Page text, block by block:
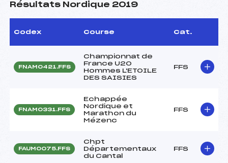
Résultats Nordique 2019
Codex Course Cat.
FNAM0421.FFS
Championnat de
France U20
Hommes L'ETOILE
DES SAISIES
FFS
FNAM0331.FFS
Echappée
Nordique et
Marathon du
Mézenc
FFS
FAUM0075.FFS
Chpt
Départementaux
du Cantal
FFS